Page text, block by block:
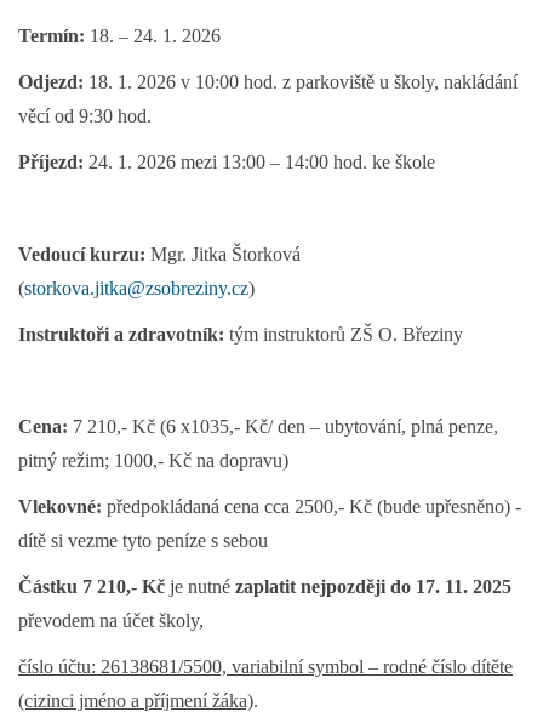
Termín: 18. – 24. 1. 2026
Odjezd: 18. 1. 2026 v 10:00 hod. z parkoviště u školy, nakládání
věcí od 9:30 hod.
Příjezd: 24. 1. 2026 mezi 13:00 – 14:00 hod. ke škole
Vedoucí kurzu: Mgr. Jitka Štorková
(storkova.jitka@zsobreziny.cz)
Instruktoři a zdravotník: tým instruktorů ZŠ O. Březiny
Cena: 7 210,- Kč (6 x1035,- Kč/ den – ubytování, plná penze,
pitný režim; 1000,- Kč na dopravu)
Vlekovné: předpokládaná cena cca 2500,- Kč (bude upřesněno) -
dítě si vezme tyto peníze s sebou
Částku 7 210,- Kč je nutné zaplatit nejpozději do 17. 11. 2025
převodem na účet školy,
číslo účtu: 26138681/5500, variabilní symbol – rodné číslo dítěte
(cizinci jméno a příjmení žáka).